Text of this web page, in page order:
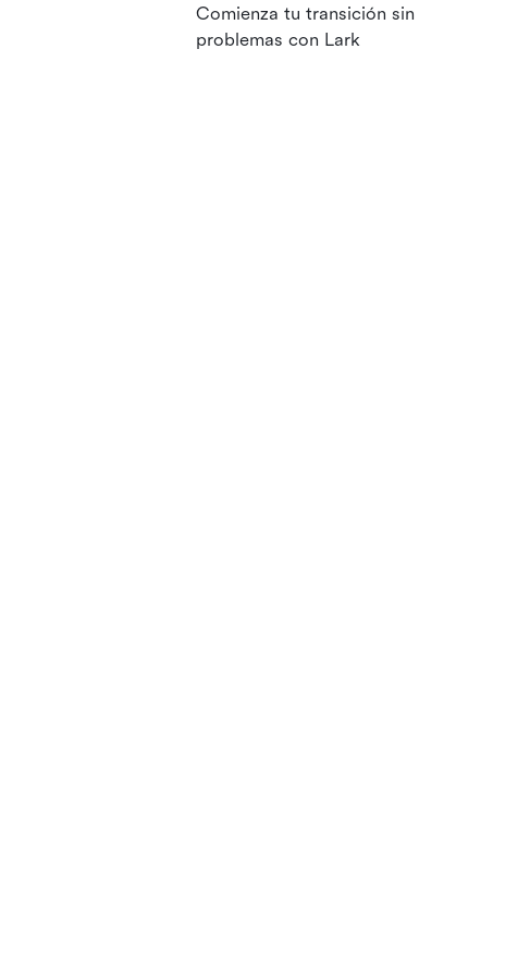
Comienza tu transición sin
problemas con Lark